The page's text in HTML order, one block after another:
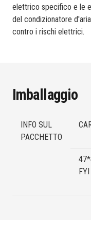
elettrico specifico e le
del condizionatore
contro i rischi elettrici.
Imballaggio
INFO SUL
PACCHETTO
FYI